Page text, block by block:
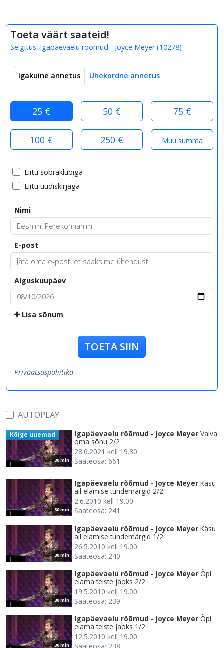
Toeta väärt saateid!
Selgitus: Igapäevaelu rõõmud - Joyce Meyer(10278)
Igakuine annetus Ühekordne annetus
25 € 50 € 75 €
100 € 250 €
Liitu sõbraklubiga
Liitu uudiskirjaga
Nimi
E-post
Alguskuupäev
Lisa sõnum
TOETA SIIN
Privaatsuspoliitika
AUTOPLAY
30 min
Kõige uuemad Igapäevaelu rõõmud - Joyce Meyer Valva
oma sõnu 2/2
28.6.2021 kell 19.30
Saateosa: 661
30 min
Igapäevaelu rõõmud - Joyce Meyer Käsu
all elamise tundemärgid 2/2
2.6.2010 kell 19.00
Saateosa: 241
30 min
Igapäevaelu rõõmud - Joyce Meyer Käsu
all elamise tundemärgid 1/2
26.5.2010 kell 19.00
Saateosa: 240
30 min
Igapäevaelu rõõmud - Joyce Meyer Õpi
elama teiste jaoks 2/2
19.5.2010 kell 19.00
Saateosa: 239
30 min
Igapäevaelu rõõmud - Joyce Meyer Õpi
elama teiste jaoks 1/2
12.5.2010 kell 19.00